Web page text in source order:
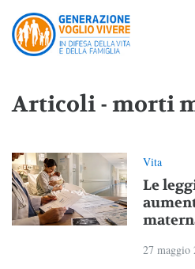
Articoli - morti
Vita
Le
27 maggio